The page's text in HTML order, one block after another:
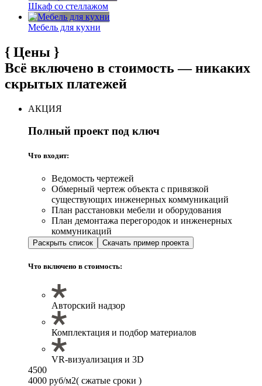
Шкаф со стеллажом
Мебель для кухни
{ Цены }
Всё включено в стоимость — никаких
скрытых платежей
АКЦИЯ
Полный проект под ключ
Что входит:
Ведомость чертежей
Обмерный чертеж объекта с привязкой
существующих инженерных коммуникаций
План расстановки мебели и оборудования
План демонтажа перегородок и инженерных
коммуникаций
Раскрыть список Скачать пример проекта
Что включено в стоимость:
Авторский надзор
Комплектация и подбор материалов
VR-визуализация и 3D
4500
4000 руб/м2( сжатые сроки )